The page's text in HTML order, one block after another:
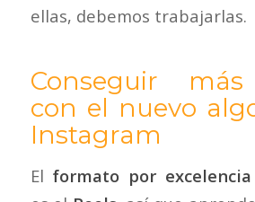
ellas, debemos trabajarlas.
Conseguir
con el nuevo
Instagram
El formato por excelencia